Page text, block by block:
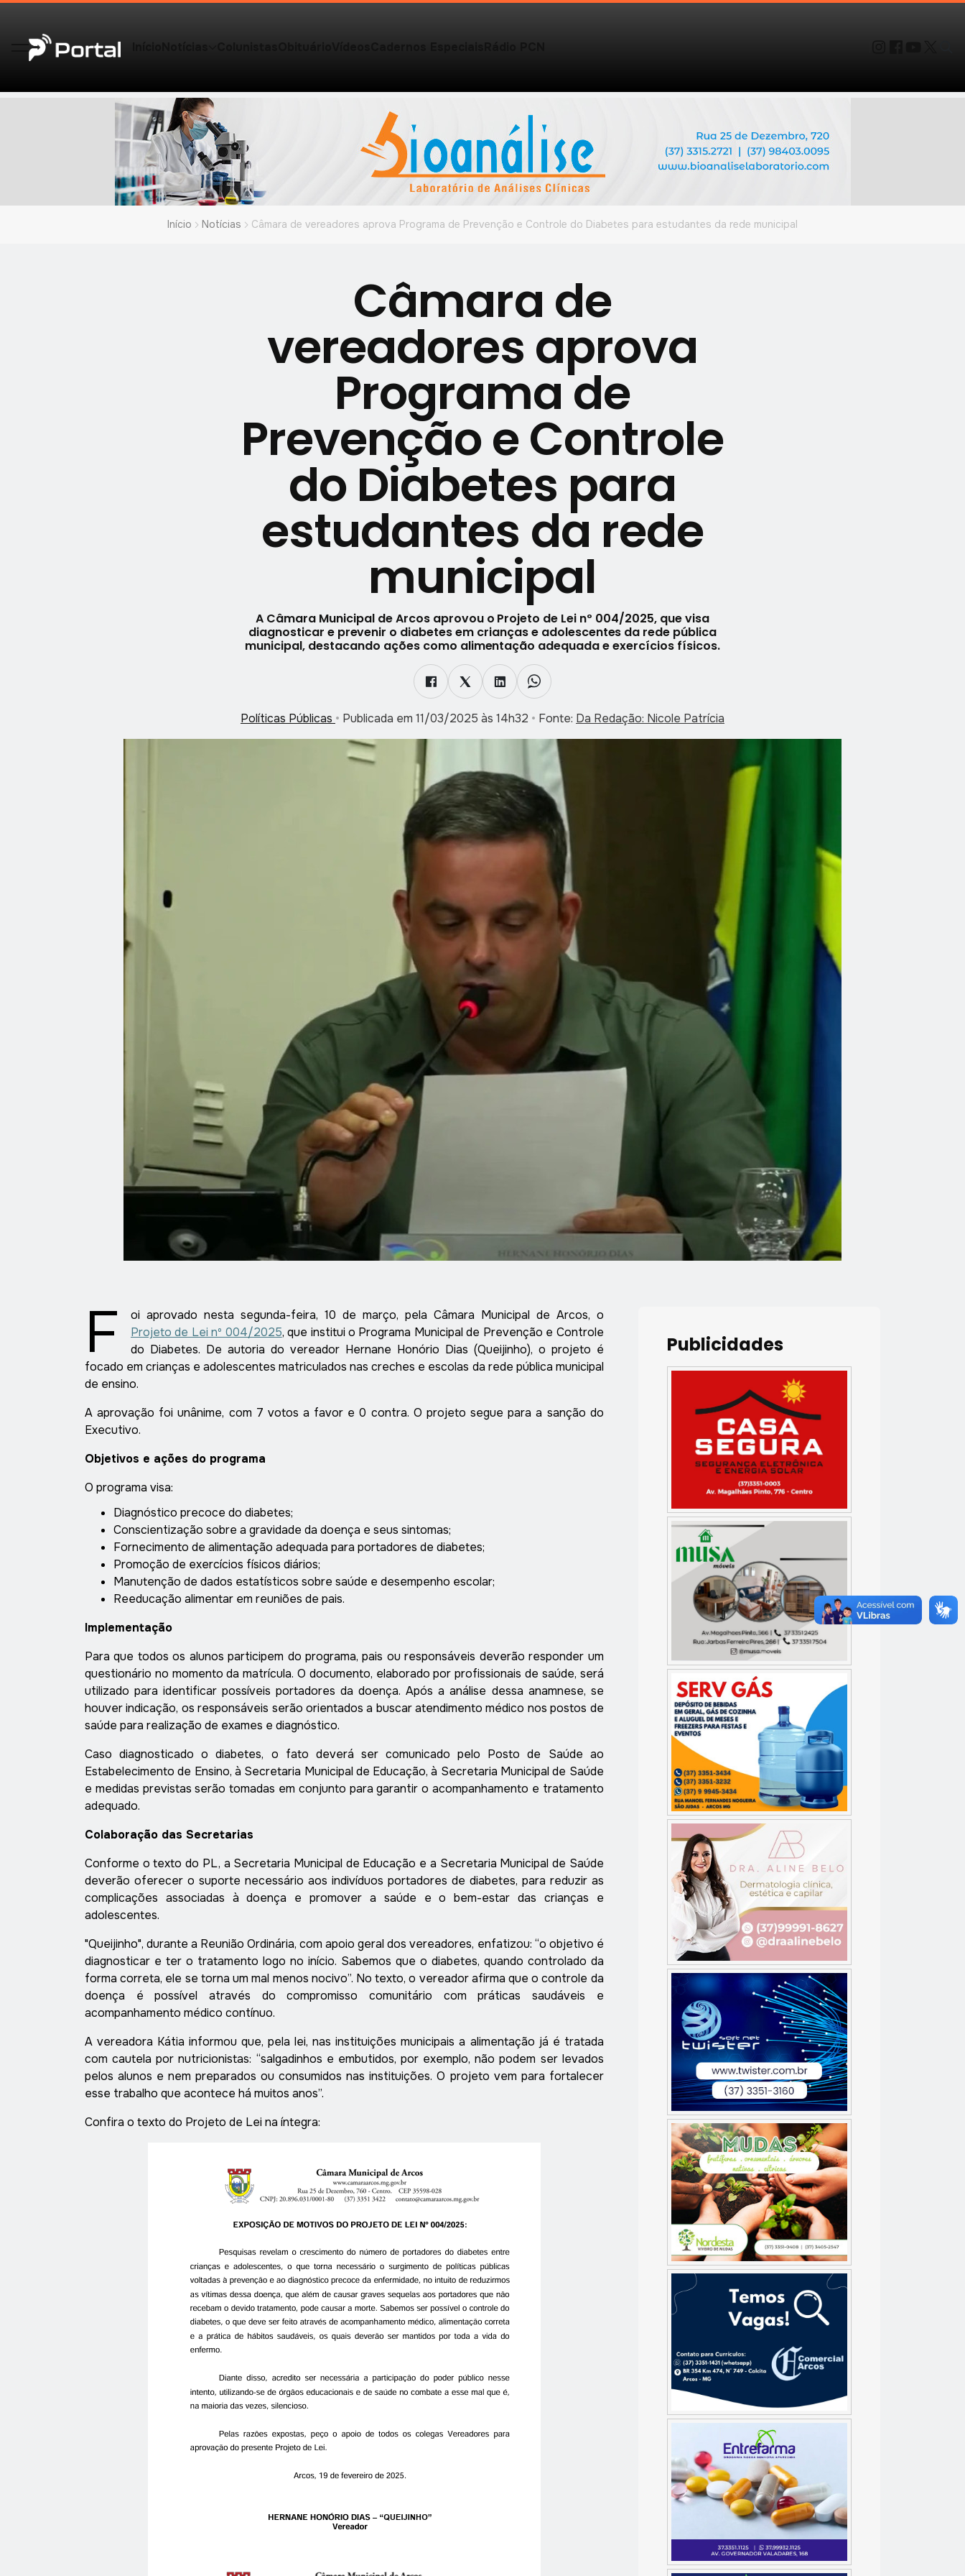
Início Notícias Câmara de vereadores aprova Programa de Prevenção e Controle do Diabetes para estudantes da rede municipal
Câmara de
vereadores aprova
Programa de
Prevenção e Controle
do Diabetes para
estudantes da rede
municipal
A Câmara Municipal de Arcos aprovou o Projeto de Lei nº 004/2025, que visa
diagnosticar e prevenir o diabetes em crianças e adolescentes da rede pública
municipal, destacando ações como alimentação adequada e exercícios físicos.
Políticas Públicas • Publicada em 11/03/2025 às 14h32 • Fonte: Da Redação: Nicole Patrícia
F
oi aprovado nesta segunda-feira, 10 de março, pela Câmara Municipal de Arcos, o
Projeto de Lei nº 004/2025, que institui o Programa Municipal de Prevenção e Controle
do Diabetes. De autoria do vereador Hernane Honório Dias (Queijinho), o projeto é
focado em crianças e adolescentes matriculados nas creches e escolas da rede pública municipal
de ensino.
A aprovação foi unânime, com 7 votos a favor e 0 contra. O projeto segue para a sanção do
Executivo.
Objetivos e ações do programa
O programa visa:
Diagnóstico precoce do diabetes;
Conscientização sobre a gravidade da doença e seus sintomas;
Fornecimento de alimentação adequada para portadores de diabetes;
Promoção de exercícios físicos diários;
Manutenção de dados estatísticos sobre saúde e desempenho escolar;
Reeducação alimentar em reuniões de pais.
Implementação
Para que todos os alunos participem do programa, pais ou responsáveis deverão responder um
questionário no momento da matrícula. O documento, elaborado por profissionais de saúde, será
utilizado para identificar possíveis portadores da doença. Após a análise dessa anamnese, se
houver indicação, os responsáveis serão orientados a buscar atendimento médico nos postos de
saúde para realização de exames e diagnóstico.
Caso diagnosticado o diabetes, o fato deverá ser comunicado pelo Posto de Saúde ao
Estabelecimento de Ensino, à Secretaria Municipal de Educação, à Secretaria Municipal de Saúde
e medidas previstas serão tomadas em conjunto para garantir o acompanhamento e tratamento
adequado.
Colaboração das Secretarias
Conforme o texto do PL, a Secretaria Municipal de Educação e a Secretaria Municipal de Saúde
deverão oferecer o suporte necessário aos indivíduos portadores de diabetes, para reduzir as
complicações associadas à doença e promover a saúde e o bem-estar das crianças e
adolescentes.
"Queijinho", durante a Reunião Ordinária, com apoio geral dos vereadores, enfatizou: “o objetivo é
diagnosticar e ter o tratamento logo no início. Sabemos que o diabetes, quando controlado da
forma correta, ele se torna um mal menos nocivo”. No texto, o vereador afirma que o controle da
doença é possível através do compromisso comunitário com práticas saudáveis e
acompanhamento médico contínuo.
A vereadora Kátia informou que, pela lei, nas instituições municipais a alimentação já é tratada
com cautela por nutricionistas: “salgadinhos e embutidos, por exemplo, não podem ser levados
pelos alunos e nem preparados ou consumidos nas instituições. O projeto vem para fortalecer
esse trabalho que acontece há muitos anos”.
Confira o texto do Projeto de Lei na íntegra:
Publicidades